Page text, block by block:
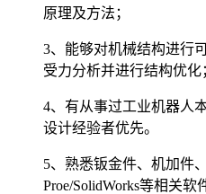
原理及方法；
3、能够对机械结构进行
受力分析并进行结构优化
4、有从事过工业机器人
设计经验者优先。
5、熟悉钣金件、机加件
Proe/SolidWorks等相关软